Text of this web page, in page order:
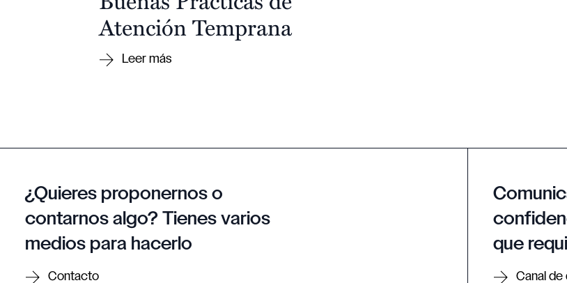
Atención Temprana
¿Quieres proponernos o
contarnos algo? Tienes varios
medios para hacerlo
Contacto
que
Canal de